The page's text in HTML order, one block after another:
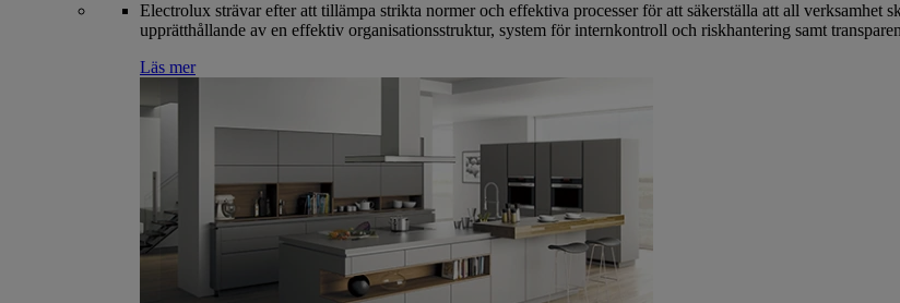
Electrolux strävar efter att tillämpa strikta normer och effektiva processer för att säkerställa att all verksamhet
upprätthållande av en effektiv organisationsstruktur, system för internkontroll och riskhantering samt
Läs mer